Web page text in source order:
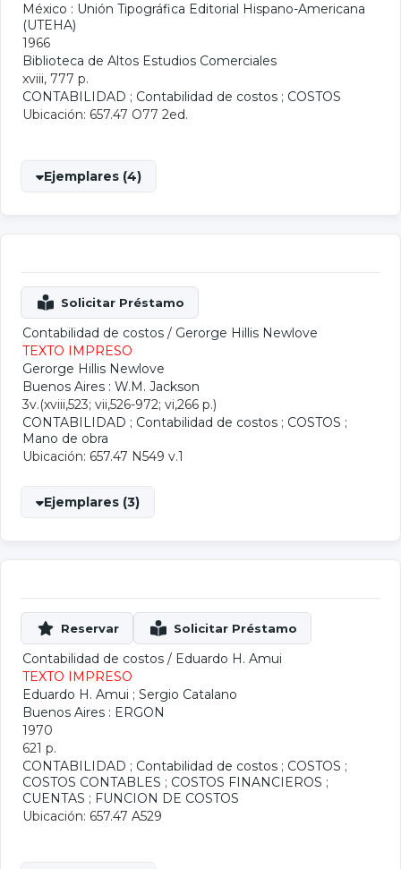
México : Unión Tipográfica Editorial Hispano-Americana
(UTEHA)
1966
Biblioteca de Altos Estudios Comerciales
xviii, 777 p.
CONTABILIDAD ; Contabilidad de costos ; COSTOS
Ubicación: 657.47 O77 2ed.
Ejemplares (4)
Contabilidad de costos / Gerorge Hillis Newlove
TEXTO IMPRESO
Gerorge Hillis Newlove
Buenos Aires : W.M. Jackson
3v.(xviii,523; vii,526-972; vi,266 p.)
CONTABILIDAD ; Contabilidad de costos ; COSTOS ;
Mano de obra
Ubicación: 657.47 N549 v.1
Ejemplares (3)
Contabilidad de costos / Eduardo H. Amui
TEXTO IMPRESO
Eduardo H. Amui ; Sergio Catalano
Buenos Aires : ERGON
1970
621 p.
CONTABILIDAD ; Contabilidad de costos ; COSTOS ;
COSTOS CONTABLES ; COSTOS FINANCIEROS ;
CUENTAS ; FUNCION DE COSTOS
Ubicación: 657.47 A529